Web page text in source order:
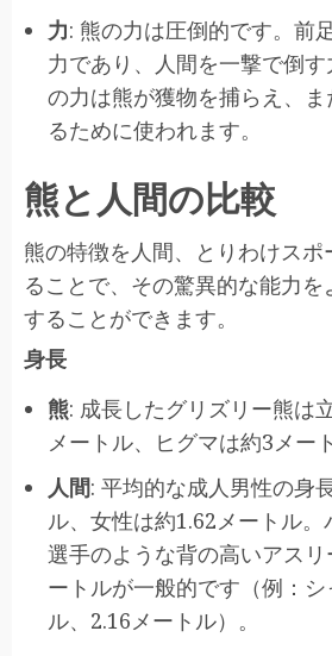
力: 熊の力は圧倒的です。前
力であり、人間を一撃で倒
の力は熊が獲物を捕らえ、
るために使われます。
熊と人間の比較
熊の特徴を人間、とりわけス
ることで、その驚異的な能力
することができます。
身長
熊: 成長したグリズリー熊は
メートル、ヒグマは約3メー
人間: 平均的な成人男性の身
ル、女性は約1.62メートル
選手のような背の高いアスリ
ートルが一般的です（例：
ル、2.16メートル）。